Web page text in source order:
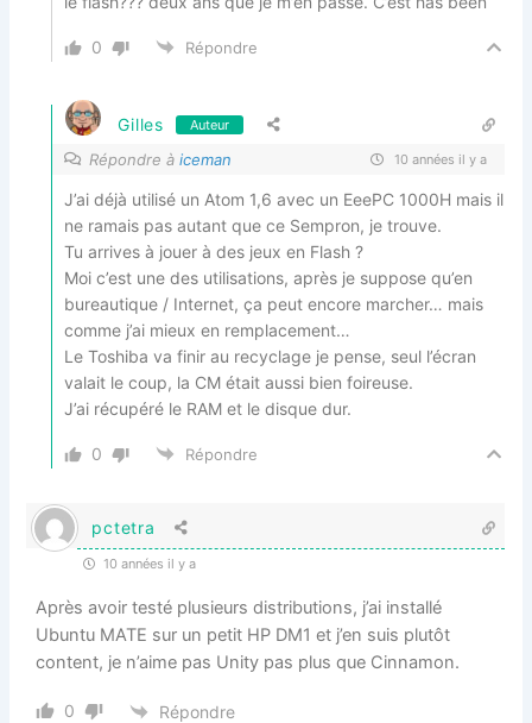
0 Répondre
Gilles Auteur
Répondre àiceman 10 années il y a
J’ai déjà utilisé un Atom 1,6 avec un EeePC 1000H mais il
ne ramais pas autant que ce Sempron, je trouve.
Tu arrives à jouer à des jeux en Flash ?
Moi c’est une des utilisations, après je suppose qu’en
bureautique / Internet, ça peut encore marcher… mais
comme j’ai mieux en remplacement…
Le Toshiba va finir au recyclage je pense, seul l’écran
valait le coup, la CM était aussi bien foireuse.
J’ai récupéré le RAM et le disque dur.
0 Répondre
pctetra
10 années il y a
Après avoir testé plusieurs distributions, j’ai installé
Ubuntu MATE sur un petit HP DM1 et j’en suis plutôt
content, je n’aime pas Unity pas plus que Cinnamon.
0 Répondre